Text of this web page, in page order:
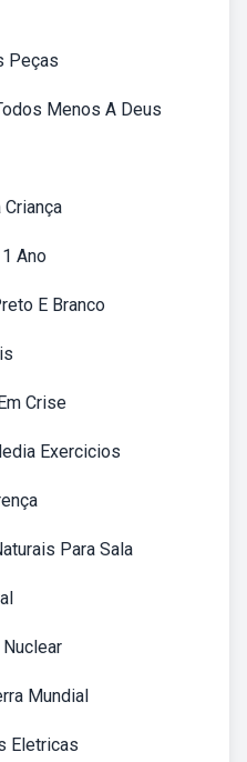
Peças
Menos A Deus
Ano
E Branco
Crise
Exercicios
Para Sala
Mundial
Eletricas